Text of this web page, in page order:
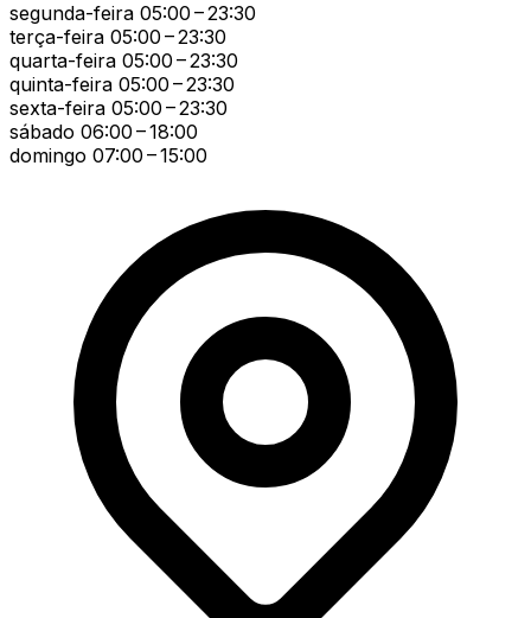
segunda-feira 05:00 – 23:30
terça-feira 05:00 – 23:30
quarta-feira 05:00 – 23:30
quinta-feira 05:00 – 23:30
sexta-feira 05:00 – 23:30
sábado 06:00 – 18:00
domingo 07:00 – 15:00